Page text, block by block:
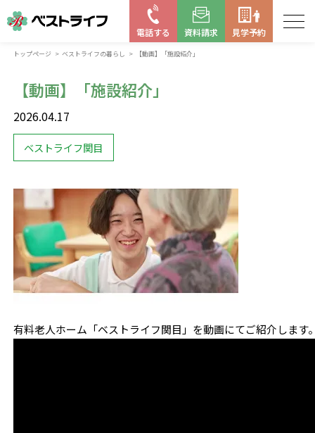
電話する 資料請求 見学予約
お近くの施設を探す
トップページ ベストライフの暮らし 【動画】「施設紹介」
【動画】「施設紹介」
2026.04.17
ベストライフ関目
有料老人ホーム「ベストライフ関目」を動画にてご紹介します